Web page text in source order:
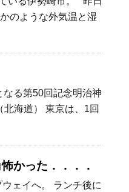
のような外気温と湿
る第50回記念明治神
海道） 東京は、1回
かった．．．．
ェイへ。 ランチ後に